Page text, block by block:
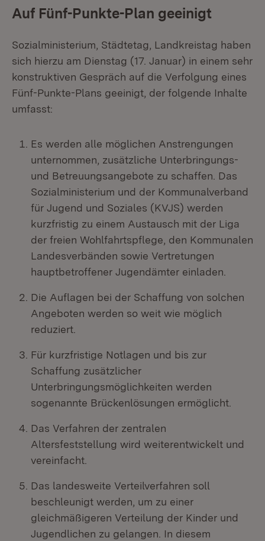
Auf Fünf-Punkte-Plan geeinigt
Sozialministerium, Städtetag, Landkreistag haben
sich hierzu am Dienstag (17. Januar) in einem sehr
konstruktiven Gespräch auf die Verfolgung eines
Fünf-Punkte-Plans geeinigt, der folgende Inhalte
umfasst:
Es werden alle möglichen Anstrengungen
unternommen, zusätzliche Unterbringungs-
und Betreuungsangebote zu schaffen. Das
Sozialministerium und der Kommunalverband
für Jugend und Soziales (KVJS) werden
kurzfristig zu einem Austausch mit der Liga
der freien Wohlfahrtspflege, den Kommunalen
Landesverbänden sowie Vertretungen
hauptbetroffener Jugendämter einladen.
Die Auflagen bei der Schaffung von solchen
Angeboten werden so weit wie möglich
reduziert.
Für kurzfristige Notlagen und bis zur
Schaffung zusätzlicher
Unterbringungsmöglichkeiten werden
sogenannte Brückenlösungen ermöglicht.
Das Verfahren der zentralen
Altersfeststellung wird weiterentwickelt und
vereinfacht.
Das landesweite Verteilverfahren soll
beschleunigt werden, um zu einer
gleichmäßigeren Verteilung der Kinder und
Jugendlichen zu gelangen. In diesem